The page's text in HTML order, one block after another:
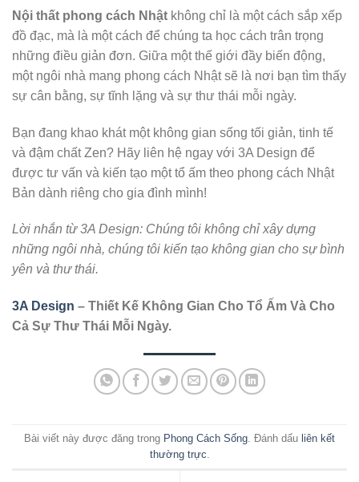
Nội thất phong cách Nhật không chỉ là một cách sắp xếp
đồ đạc, mà là một cách để chúng ta học cách trân trọng
những điều giản đơn. Giữa một thế giới đầy biến động,
một ngôi nhà mang phong cách Nhật sẽ là nơi bạn tìm thấy
sự cân bằng, sự tĩnh lặng và sự thư thái mỗi ngày.
Bạn đang khao khát một không gian sống tối giản, tinh tế
và đậm chất Zen? Hãy liên hệ ngay với 3A Design để
được tư vấn và kiến tạo một tổ ấm theo phong cách Nhật
Bản dành riêng cho gia đình mình!
Lời nhắn từ 3A Design: Chúng tôi không chỉ xây dựng
những ngôi nhà, chúng tôi kiến tạo không gian cho sự bình
yên và thư thái.
3A Design – Thiết Kế Không Gian Cho Tổ Ấm Và Cho
Cả Sự Thư Thái Mỗi Ngày.
Bài viết này được đăng trong Phong Cách Sống . Đánh dấu liên kết
thường trực